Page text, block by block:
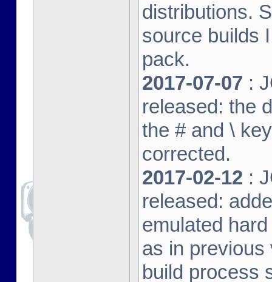
distributions.
source builds
pack.
2017-07-07 :
released: the
the # and \
corrected.
2017-02-12 :
released:
emulated
as in previous
build process